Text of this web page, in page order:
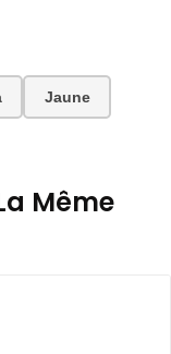
Jaune
Même